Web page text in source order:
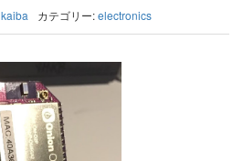
kaiba カテゴリー:electronics